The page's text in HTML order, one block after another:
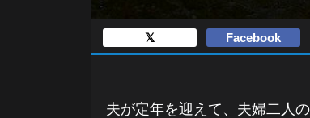
𝕏 Facebook
夫が定年を迎えて、夫婦二人